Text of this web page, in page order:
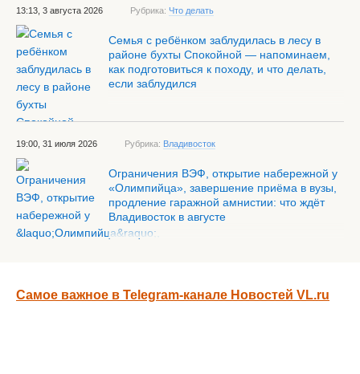
13:13, 3 августа 2026 Рубрика: Что делать
Семья с ребёнком заблудилась в лесу в
районе бухты Спокойной — напоминаем,
как подготовиться к походу, и что делать,
если заблудился
19:00, 31 июля 2026 Рубрика: Владивосток
Ограничения ВЭФ, открытие набережной у
«Олимпийца», завершение приёма в вузы,
продление гаражной амнистии: что ждёт
Владивосток в августе
Самое важное в Telegram-канале Новостей VL.ru